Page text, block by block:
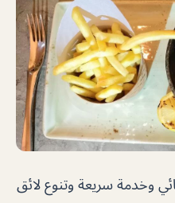
وخدمة سريعة وتنوع لائق